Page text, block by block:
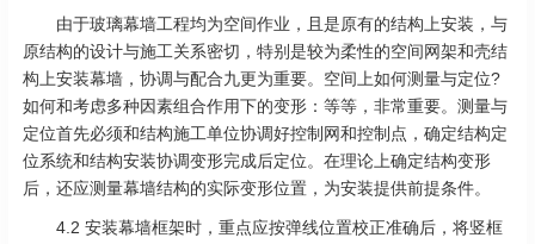
由于玻璃幕墙工程均为空间作业，且是原有的结构上安装，与
原结构的设计与施工关系密切，特别是较为柔性的空间网架和壳结
构上安装幕墙，协调与配合九更为重要。空间上如何测量与定位?
如何和考虑多种因素组合作用下的变形：等等，非常重要。测量与
定位首先必须和结构施工单位协调好控制网和控制点，确定结构定
位系统和结构安装协调变形完成后定位。在理论上确定结构变形
后，还应测量幕墙结构的实际变形位置，为安装提供前提条件。
4.2 安装幕墙框架时，重点应按弹线位置校正准确后，将竖框